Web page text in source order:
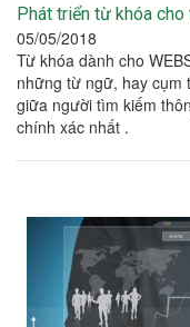
Phát triển từ khóa
05/05/2018
Từ khóa dành cho
những từ ngữ, hay cụm
giữa người tìm kiếm
chính xác nhất .